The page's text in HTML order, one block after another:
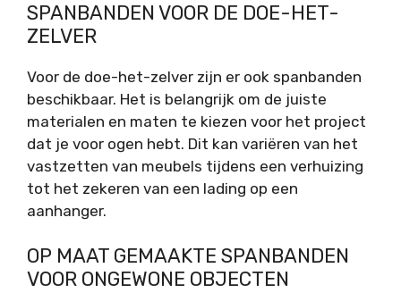
SPANBANDEN VOOR DE DOE-HET-
ZELVER
Voor de doe-het-zelver zijn er ook spanbanden
beschikbaar. Het is belangrijk om de juiste
materialen en maten te kiezen voor het project
dat je voor ogen hebt. Dit kan variëren van het
vastzetten van meubels tijdens een verhuizing
tot het zekeren van een lading op een
aanhanger.
OP MAAT GEMAAKTE SPANBANDEN
VOOR ONGEWONE OBJECTEN